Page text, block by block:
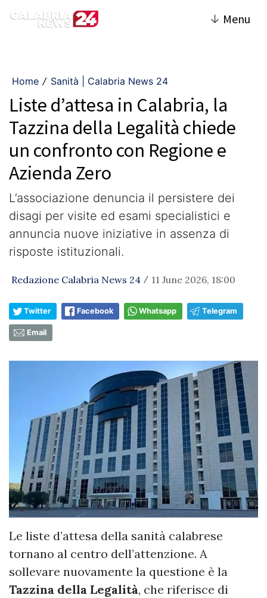
↓ Menu
Home / Sanità | Calabria News 24
Liste d’attesa in Calabria, la
Tazzina della Legalità chiede
un confronto con Regione e
Azienda Zero
L’associazione denuncia il persistere dei
disagi per visite ed esami specialistici e
annuncia nuove iniziative in assenza di
risposte istituzionali.
Redazione Calabria News 24 / 11 June 2026, 18:00
Twitter Facebook Whatsapp Telegram
Email
Le liste d’attesa della sanità calabrese
tornano al centro dell’attenzione. A
sollevare nuovamente la questione è la
Tazzina della Legalità, che riferisce di